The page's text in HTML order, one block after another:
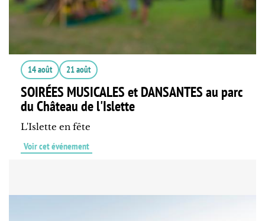
14 août 21 août
SOIRÉES MUSICALES et DANSANTES au parc
du Château de l'Islette
L'Islette en fête
Voir cet événement